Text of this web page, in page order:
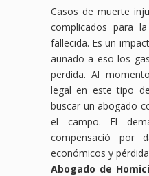
Casos de muerte
complicados para
fallecida. Es un
aunado a eso los
perdida. Al
legal en este tipo
buscar un abogado
el campo. El
compensació por
económicos y
Abogado de